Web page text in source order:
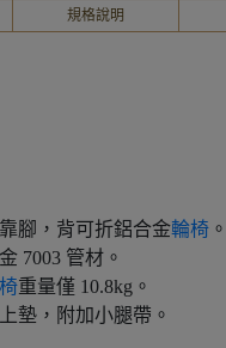
規格說明
腳，背可折鋁合金輪椅 。
7003 管材。
重量僅 10.8kg。
墊，附加小腿帶。